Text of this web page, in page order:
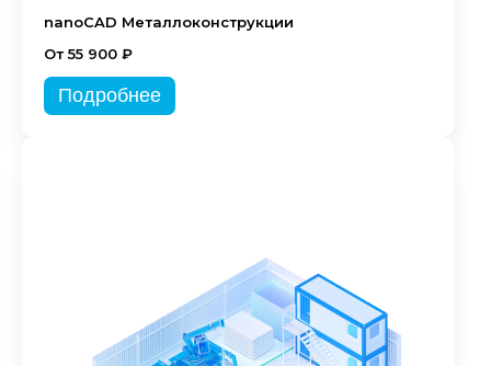
nanoCAD Металлоконструкции
От 55 900 ₽
Подробнее